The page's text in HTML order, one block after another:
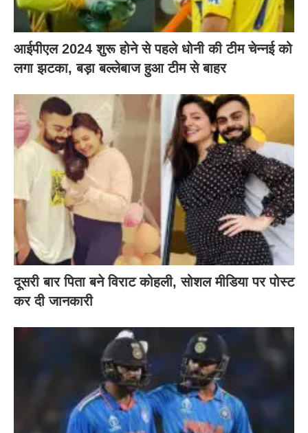
आईपीएल 2024 शुरू होने से पहले धोनी की टीम चेन्नई को
लगा झटका, बड़ा बल्लेबाज हुआ टीम से बाहर
दूसरी बार‌ पिता बने विराट कोहली, सोशल मीडिया पर पोस्ट
कर दी‌ जानकारी